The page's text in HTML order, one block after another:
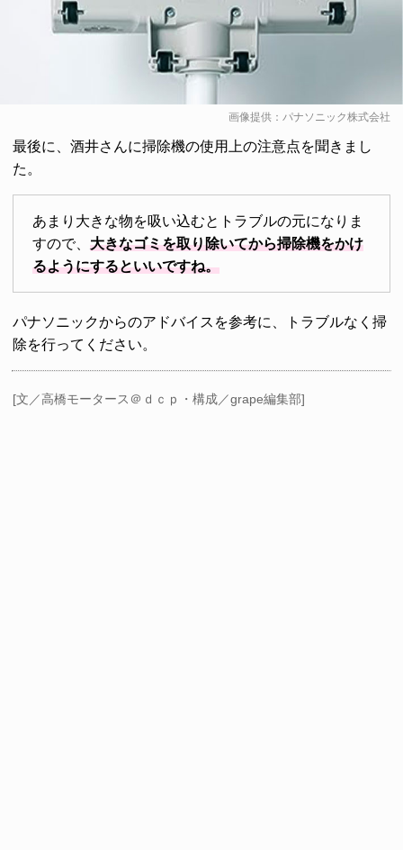
画像提供：パナソニック株式会社
最後に、酒井さんに掃除機の使用上の注意点を聞きまし
た。
あまり大きな物を吸い込むとトラブルの元になりま
すので、 大きなゴミを取り除いてから掃除機をかけ
るようにするといいですね。
パナソニックからのアドバイスを参考に、トラブルなく掃
除を行ってください。
[文／高橋モータース＠ｄｃｐ・構成／grape編集部]